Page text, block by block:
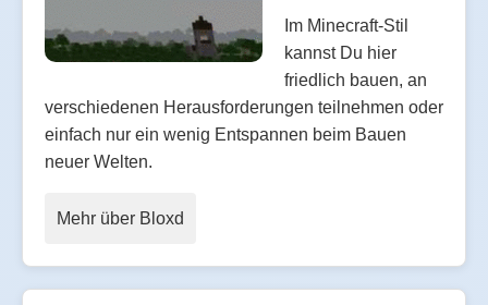
Im Minecraft-Stil
kannst Du hier
friedlich bauen, an
verschiedenen Herausforderungen teilnehmen oder
einfach nur ein wenig Entspannen beim Bauen
neuer Welten.
Mehr über Bloxd